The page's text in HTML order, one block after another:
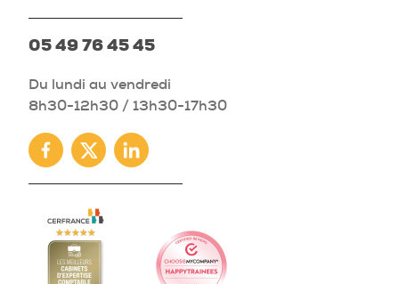
05 49 76 45 45
Du lundi au vendredi
8h30-12h30 / 13h30-17h30
Facebook
TwitterLinkedin